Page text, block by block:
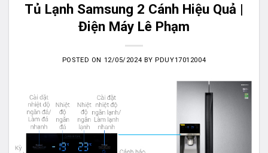
Tủ Lạnh Samsung 2 Cánh Hiệu Quả |
Điện Máy Lê Phạm
POSTED ON 12/05/2024 BYPDUY17012004